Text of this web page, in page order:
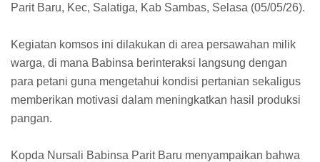
Parit Baru, Kec, Salatiga, Kab Sambas, Selasa (05/05/26).
Kegiatan komsos ini dilakukan di area persawahan milik
warga, di mana Babinsa berinteraksi langsung dengan
para petani guna mengetahui kondisi pertanian sekaligus
memberikan motivasi dalam meningkatkan hasil produksi
pangan.
Kopda Nursali Babinsa Parit Baru menyampaikan bahwa